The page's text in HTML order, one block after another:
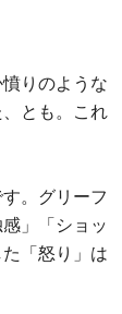
りのような
とも。これ
。グリーフ
」「ショッ
「怒り」は